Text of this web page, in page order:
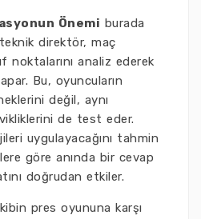
Önemi burada
direktör, maç
noktalarını analiz ederek
Bu, oyuncuların
değil, aynı
de test eder.
uygulayacağını tahmin
göre anında bir cevap
doğrudan etkiler.
pres oyununa karşı